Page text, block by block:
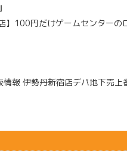
】100円だけゲームセンター
情報 伊勢丹新宿店デパ地下売